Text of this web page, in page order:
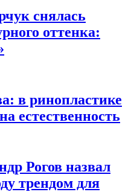
снялась
оттенка:
в ринопластике
естественность
Рогов назвал
трендом для